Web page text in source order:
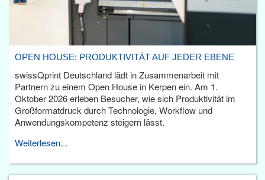
OPEN HOUSE: PRODUKTIVITÄT AUF JEDER EBENE
swissQprint Deutschland lädt in Zusammenarbeit mit
Partnern zu einem Open House in Kerpen ein. Am 1.
Oktober 2026 erleben Besucher, wie sich Produktivität im
Großformatdruck durch Technologie, Workflow und
Anwendungskompetenz steigern lässt.
Weiterlesen...